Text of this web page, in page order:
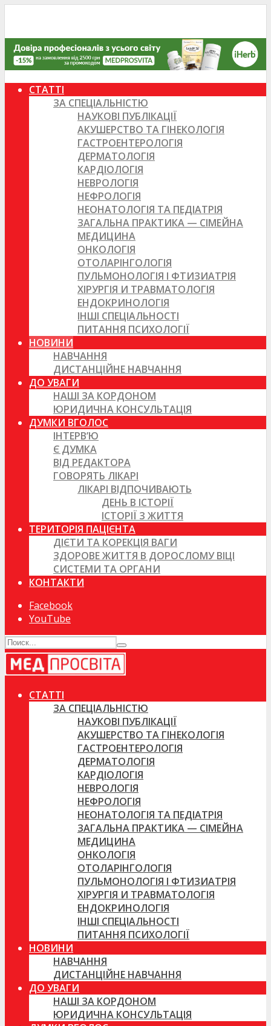
СТАТТІ
ЗА СПЕЦІАЛЬНІСТЮ
НАУКОВІ ПУБЛІКАЦІЇ
АКУШЕРСТВО ТА ГІНЕКОЛОГІЯ
ГАСТРОЕНТЕРОЛОГІЯ
ДЕРМАТОЛОГІЯ
КАРДІОЛОГІЯ
НЕВРОЛОГІЯ
НЕФРОЛОГІЯ
НЕОНАТОЛОГІЯ ТА ПЕДІАТРІЯ
ЗАГАЛЬНА ПРАКТИКА — СІМЕЙНА
МЕДИЦИНА
ОНКОЛОГІЯ
ОТОЛАРІНГОЛОГІЯ
ПУЛЬМОНОЛОГІЯ І ФТИЗИАТРІЯ
ХІРУРГІЯ И ТРАВМАТОЛОГІЯ
ЕНДОКРИНОЛОГІЯ
ІНШІ СПЕЦІАЛЬНОСТІ
ПИТАННЯ ПСИХОЛОГІЇ
НОВИНИ
НАВЧАННЯ
ДИСТАНЦІЙНЕ НАВЧАННЯ
ДО УВАГИ
НАШІ ЗА КОРДОНОМ
ЮРИДИЧНА КОНСУЛЬТАЦІЯ
ДУМКИ ВГОЛОС
ІНТЕРВ’Ю
Є ДУМКА
ВІД РЕДАКТОРА
ГОВОРЯТЬ ЛІКАРІ
ЛІКАРІ ВІДПОЧИВАЮТЬ
ДЕНЬ В ІСТОРІЇ
ІСТОРІЇ З ЖИТТЯ
ТЕРИТОРІЯ ПАЦІЄНТА
ДІЄТИ ТА КОРЕКЦІЯ ВАГИ
ЗДОРОВЕ ЖИТТЯ В ДОРОСЛОМУ ВІЦІ
СИСТЕМИ ТА ОРГАНИ
КОНТАКТИ
Facebook
YouTube
СТАТТІ
ЗА СПЕЦІАЛЬНІСТЮ
НАУКОВІ ПУБЛІКАЦІЇ
АКУШЕРСТВО ТА ГІНЕКОЛОГІЯ
ГАСТРОЕНТЕРОЛОГІЯ
ДЕРМАТОЛОГІЯ
КАРДІОЛОГІЯ
НЕВРОЛОГІЯ
НЕФРОЛОГІЯ
НЕОНАТОЛОГІЯ ТА ПЕДІАТРІЯ
ЗАГАЛЬНА ПРАКТИКА — СІМЕЙНА
МЕДИЦИНА
ОНКОЛОГІЯ
ОТОЛАРІНГОЛОГІЯ
ПУЛЬМОНОЛОГІЯ І ФТИЗИАТРІЯ
ХІРУРГІЯ И ТРАВМАТОЛОГІЯ
ЕНДОКРИНОЛОГІЯ
ІНШІ СПЕЦІАЛЬНОСТІ
ПИТАННЯ ПСИХОЛОГІЇ
НОВИНИ
НАВЧАННЯ
ДИСТАНЦІЙНЕ НАВЧАННЯ
ДО УВАГИ
НАШІ ЗА КОРДОНОМ
ЮРИДИЧНА КОНСУЛЬТАЦІЯ